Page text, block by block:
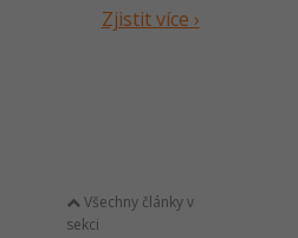
Zjistit více ›
Všechny články v
sekci